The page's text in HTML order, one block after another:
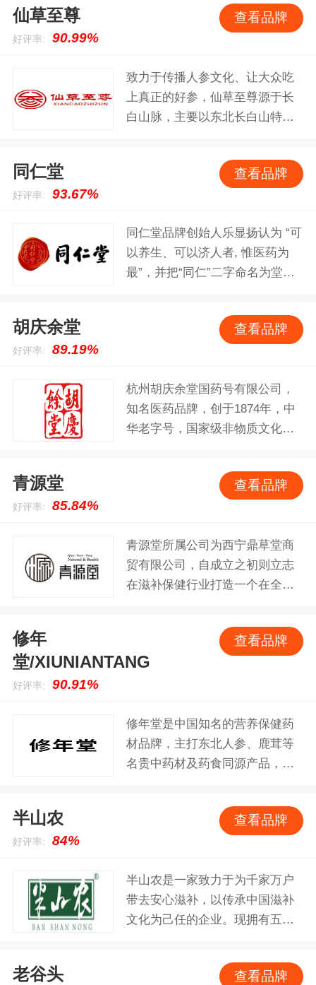
名品，韩国健康食品事业的知名
仙草至尊
好评率: 90.99%
查看品牌
致力于传播人参文化、让大众吃
上真正的好参，仙草至尊源于长
白山脉，主要以东北长白山特产
同仁堂
好评率: 93.67%
查看品牌
同仁堂品牌创始人乐显扬认为 “可
以养生、可以济人者, 惟医药为
最”，并把“同仁”二字命名为堂
见，存心有天知”是中医药行业普
遍遵循的传统规则，更是历代同
著”是同仁堂的制药特色，也是历
代同仁堂人对药品质量的郑重承
诺和不懈追求。
胡庆余堂
好评率: 89.19%
查看品牌
杭州胡庆余堂国药号有限公司，
知名医药品牌，创于1874年，中
华老字号，国家级非物质文化遗
药著称于世，有“江南药王”的美
青源堂
好评率: 85.84%
查看品牌
青源堂所属公司为西宁鼎草堂商
贸有限公司，自成立之初则立志
在滋补保健行业打造一个在全国
销品牌，打造好货养生。经过多
年努力，成为国内拥有较大影响
力的滋补品供应商，以冬虫夏草
业企业。
修年
堂/XIUNIANTANG
好评率: 90.91%
查看品牌
修年堂是中国知名的营养保健药
材品牌，主打东北人参、鹿茸等
名贵中药材及药食同源产品，秉
料，通过现代科技提炼，致力于
为消费者提供安全、有效的健康
半山农
好评率: 84%
查看品牌
半山农是一家致力于为千家万户
带去安心滋补，以传承中国滋补
文化为己任的企业。现拥有五大
补、名贵滋补、药食同源、养生
茶饮。产品种类多达90余种，总
老谷头 查看品牌